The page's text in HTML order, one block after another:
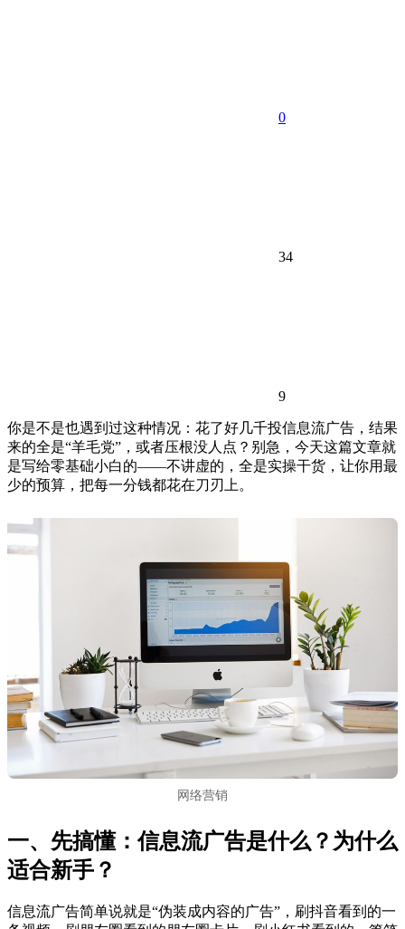
0
34
9
你是不是也遇到过这种情况：花了好几千投信息流广告，结果
来的全是“羊毛党”，或者压根没人点？别急，今天这篇文章就
是写给零基础小白的——不讲虚的，全是实操干货，让你用最
少的预算，把每一分钱都花在刀刃上。
网络营销
一、先搞懂：信息流广告是什么？为什么
适合新手？
信息流广告简单说就是“伪装成内容的广告”，刷抖音看到的一